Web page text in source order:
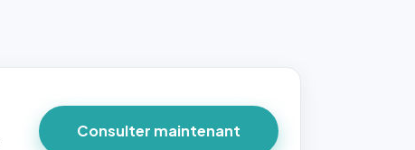
Consulter maintenant